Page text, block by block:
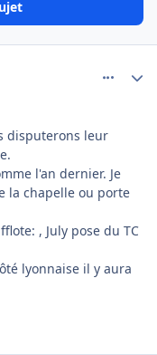
disputerons leur
l'an dernier. Je
la chapelle ou porte
, July pose du TC
lyonnaise il y aura